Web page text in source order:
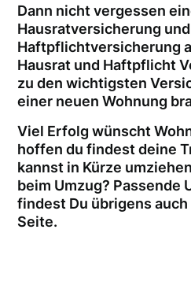
Dann nicht vergessen
Hausratversicherung
Haftpflichtversicherung
Hausrat und Haftpflicht
zu den wichtigsten
einer neuen Wohnung
Viel Erfolg wünscht
hoffen du findest deine
kannst in Kürze
beim Umzug? Passende
findest Du übrigens
Seite.